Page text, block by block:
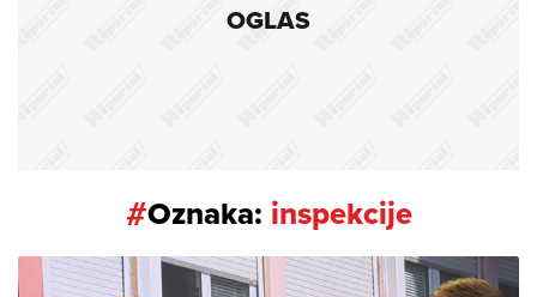
OGLAS
#Oznaka: inspekcije